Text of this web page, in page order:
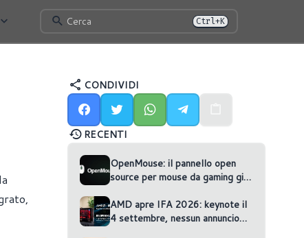
Cerca Ctrl+K
CONDIVIDI
RECENTI
OpenMouse: il pannello open
source per mouse da gaming gira
AMD apre IFA 2026: keynote il
4 settembre, nessun annuncio